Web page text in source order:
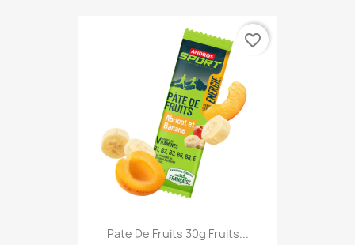
Pate De Fruits 30g Fruits...
favorite_border